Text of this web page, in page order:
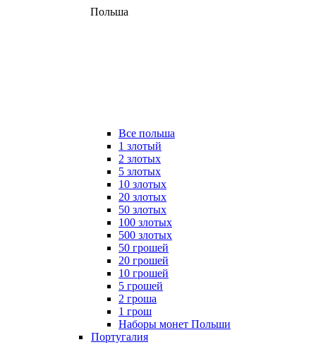
Польша
Все польша
1 злотый
2 злотых
5 злотых
10 злотых
20 злотых
50 злотых
100 злотых
500 злотых
50 грошей
20 грошей
10 грошей
5 грошей
2 гроша
1 грош
Наборы монет Польши
Португалия